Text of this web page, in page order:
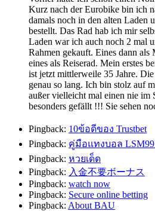
Kurz nach der Eurobike bin ich
damals noch in den alten Laden
bestellt. Das Rad hab ich mir
Laden war ich auch noch 2 mal
Rahmen gekauft. Eines dann als
eines als Reiserad. Mein erstes
ist jetzt mittlerweile 35 Jahre.
genau so lang. Ich bin stolz auf
außer vielleicht mal einen nie im
besonders gefällt !!! Sie sehen
Pingback: 10ข้อดีของ Trustbet
Pingback: คู่มือแทงบอล
Pingback: หวยเด็ด
Pingback: 入金不要ボーナス
Pingback: watch now
Pingback: Secure online betting
Pingback: About BAU